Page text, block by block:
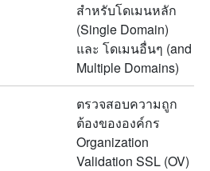
สำหรับโดเมนหลัก
(Single Domain)
และ โดเมนอื่นๆ (and
Multiple Domains)
ตรวจสอบความถูก
ต้องขององค์กร
Organization
Validation SSL (OV)